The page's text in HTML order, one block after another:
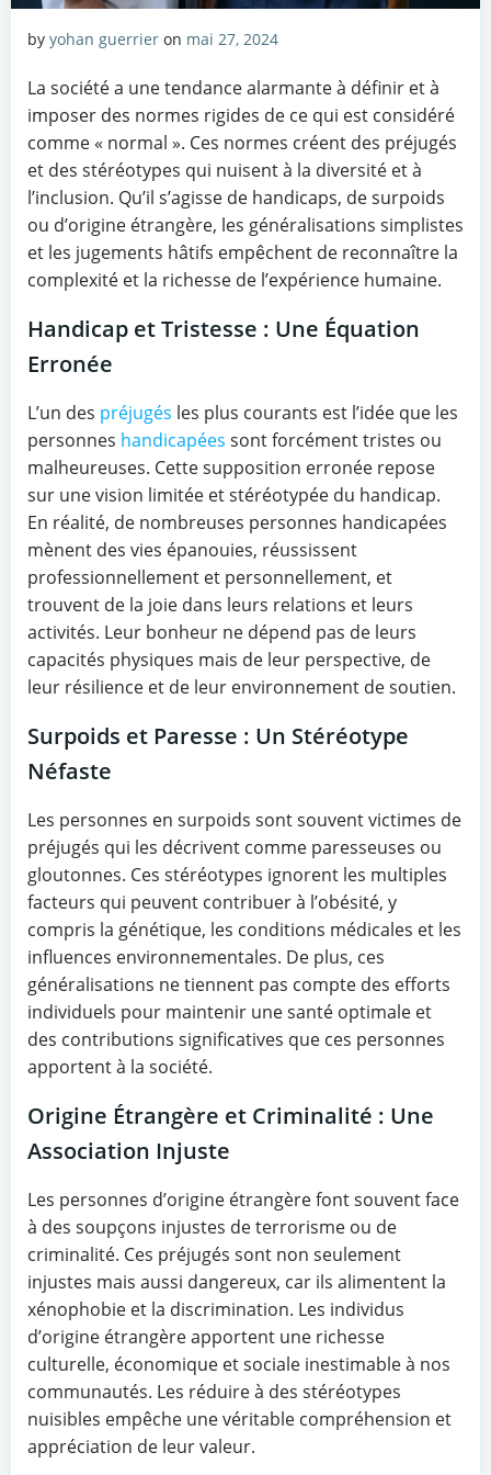
by yohan guerrier on mai 27, 2024
La société a une tendance alarmante à définir et à
imposer des normes rigides de ce qui est considéré
comme « normal ». Ces normes créent des préjugés
et des stéréotypes qui nuisent à la diversité et à
l’inclusion. Qu’il s’agisse de handicaps, de surpoids
ou d’origine étrangère, les généralisations simplistes
et les jugements hâtifs empêchent de reconnaître la
complexité et la richesse de l’expérience humaine.
Handicap et Tristesse : Une Équation
Erronée
L’un des préjugés les plus courants est l’idée que les
personnes handicapées sont forcément tristes ou
malheureuses. Cette supposition erronée repose
sur une vision limitée et stéréotypée du handicap.
En réalité, de nombreuses personnes handicapées
mènent des vies épanouies, réussissent
professionnellement et personnellement, et
trouvent de la joie dans leurs relations et leurs
activités. Leur bonheur ne dépend pas de leurs
capacités physiques mais de leur perspective, de
leur résilience et de leur environnement de soutien.
Surpoids et Paresse : Un Stéréotype
Néfaste
Les personnes en surpoids sont souvent victimes de
préjugés qui les décrivent comme paresseuses ou
gloutonnes. Ces stéréotypes ignorent les multiples
facteurs qui peuvent contribuer à l’obésité, y
compris la génétique, les conditions médicales et les
influences environnementales. De plus, ces
généralisations ne tiennent pas compte des efforts
individuels pour maintenir une santé optimale et
des contributions significatives que ces personnes
apportent à la société.
Origine Étrangère et Criminalité : Une
Association Injuste
Les personnes d’origine étrangère font souvent face
à des soupçons injustes de terrorisme ou de
criminalité. Ces préjugés sont non seulement
injustes mais aussi dangereux, car ils alimentent la
xénophobie et la discrimination. Les individus
d’origine étrangère apportent une richesse
culturelle, économique et sociale inestimable à nos
communautés. Les réduire à des stéréotypes
nuisibles empêche une véritable compréhension et
appréciation de leur valeur.